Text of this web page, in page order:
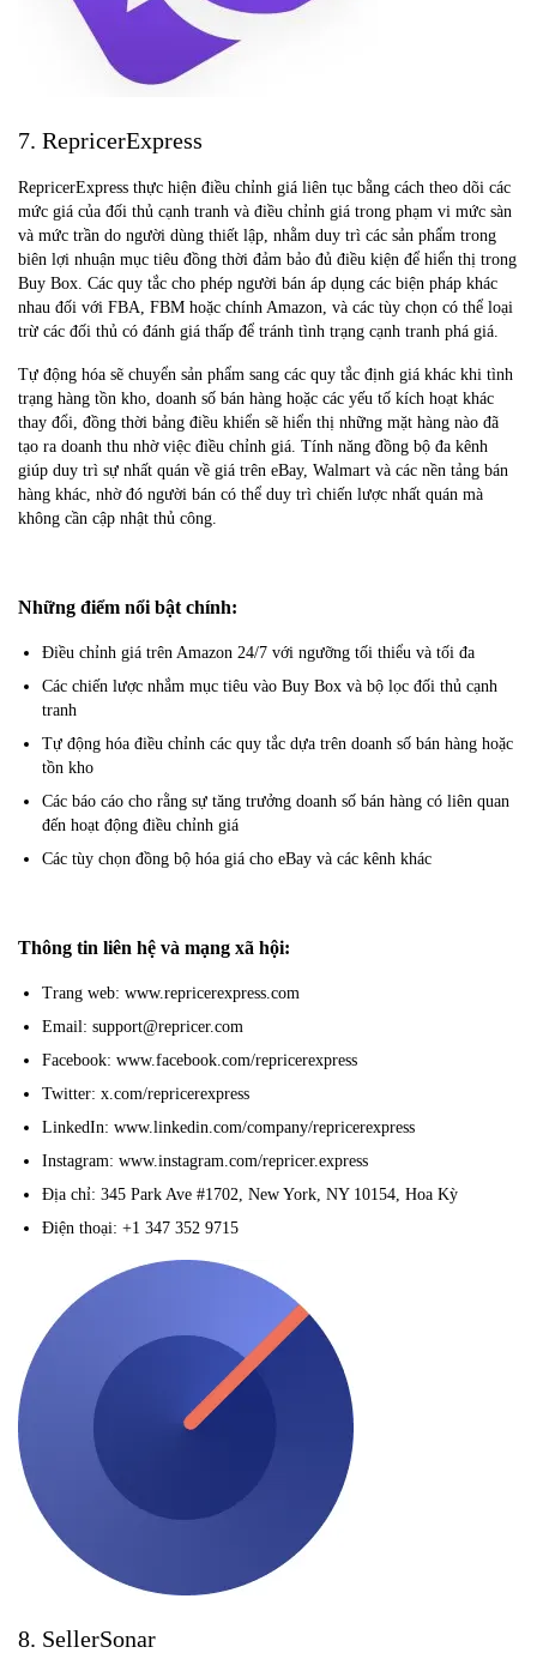
7. RepricerExpress
RepricerExpress thực hiện điều chỉnh giá liên tục bằng cách theo dõi các
mức giá của đối thủ cạnh tranh và điều chỉnh giá trong phạm vi mức sàn
và mức trần do người dùng thiết lập, nhằm duy trì các sản phẩm trong
biên lợi nhuận mục tiêu đồng thời đảm bảo đủ điều kiện để hiển thị trong
Buy Box. Các quy tắc cho phép người bán áp dụng các biện pháp khác
nhau đối với FBA, FBM hoặc chính Amazon, và các tùy chọn có thể loại
trừ các đối thủ có đánh giá thấp để tránh tình trạng cạnh tranh phá giá.
Tự động hóa sẽ chuyển sản phẩm sang các quy tắc định giá khác khi tình
trạng hàng tồn kho, doanh số bán hàng hoặc các yếu tố kích hoạt khác
thay đổi, đồng thời bảng điều khiển sẽ hiển thị những mặt hàng nào đã
tạo ra doanh thu nhờ việc điều chỉnh giá. Tính năng đồng bộ đa kênh
giúp duy trì sự nhất quán về giá trên eBay, Walmart và các nền tảng bán
hàng khác, nhờ đó người bán có thể duy trì chiến lược nhất quán mà
không cần cập nhật thủ công.
Những điểm nổi bật chính:
Điều chỉnh giá trên Amazon 24/7 với ngưỡng tối thiểu và tối đa
Các chiến lược nhắm mục tiêu vào Buy Box và bộ lọc đối thủ cạnh
tranh
Tự động hóa điều chỉnh các quy tắc dựa trên doanh số bán hàng hoặc
tồn kho
Các báo cáo cho rằng sự tăng trưởng doanh số bán hàng có liên quan
đến hoạt động điều chỉnh giá
Các tùy chọn đồng bộ hóa giá cho eBay và các kênh khác
Thông tin liên hệ và mạng xã hội:
Trang web: www.repricerexpress.com
Email: support@repricer.com
Facebook: www.facebook.com/repricerexpress
Twitter: x.com/repricerexpress
LinkedIn: www.linkedin.com/company/repricerexpress
Instagram: www.instagram.com/repricer.express
Địa chỉ: 345 Park Ave #1702, New York, NY 10154, Hoa Kỳ
Điện thoại: +1 347 352 9715
8. SellerSonar